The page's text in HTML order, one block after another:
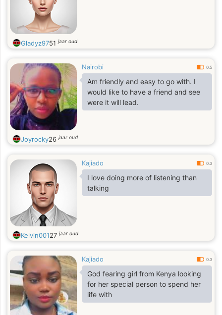
Gladyz9751jaar oud
Nairobi 0.5
Am friendly and easy to go with. I
would like to have a friend and see
were it will lead.
Joyrocky26jaar oud
Kajiado 0.3
I love doing more of listening than
talking
Kelvin00127jaar oud
Kajiado 0.3
God fearing girl from Kenya looking
for her special person to spend her
life with